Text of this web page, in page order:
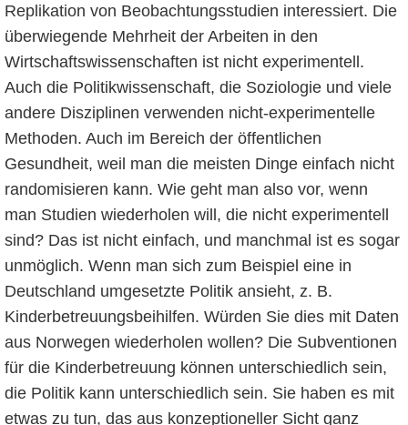
Replikation von Beobachtungsstudien interessiert. Die
überwiegende Mehrheit der Arbeiten in den
Wirtschaftswissenschaften ist nicht experimentell.
Auch die Politikwissenschaft, die Soziologie und viele
andere Disziplinen verwenden nicht-experimentelle
Methoden. Auch im Bereich der öffentlichen
Gesundheit, weil man die meisten Dinge einfach nicht
randomisieren kann. Wie geht man also vor, wenn
man Studien wiederholen will, die nicht experimentell
sind? Das ist nicht einfach, und manchmal ist es sogar
unmöglich. Wenn man sich zum Beispiel eine in
Deutschland umgesetzte Politik ansieht, z. B.
Kinderbetreuungsbeihilfen. Würden Sie dies mit Daten
aus Norwegen wiederholen wollen? Die Subventionen
für die Kinderbetreuung können unterschiedlich sein,
die Politik kann unterschiedlich sein. Sie haben es mit
etwas zu tun, das aus konzeptioneller Sicht ganz